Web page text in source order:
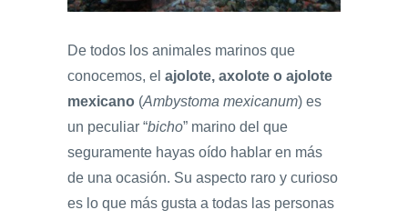
De todos los animales marinos que
conocemos, el ajolote, axolote o ajolote
mexicano (Ambystoma mexicanum) es
un peculiar “bicho” marino del que
seguramente hayas oído hablar en más
de una ocasión. Su aspecto raro y curioso
es lo que más gusta a todas las personas